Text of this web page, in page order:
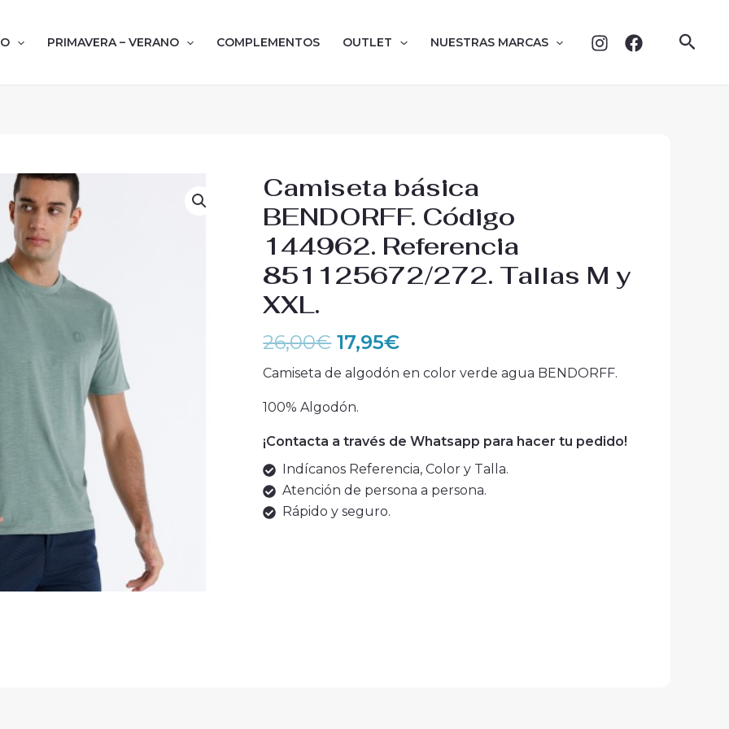
PRIMAVERA – VERANO COMPLEMENTOS OUTLET NUESTRAS MARCAS
Camiseta básica
BENDORFF. Código
144962. Referencia
851125672/272. Tallas M y
XXL.
26,00€
El
precio
original
era:
26,00€.
17,95€
El
precio
actual
es:
17,95€.
Camiseta de algodón en color verde agua BENDORFF.
100% Algodón.
¡Contacta a través de Whatsapp para hacer tu pedido!
Indícanos Referencia, Color y Talla.
Atención de persona a persona.
Rápido y seguro.